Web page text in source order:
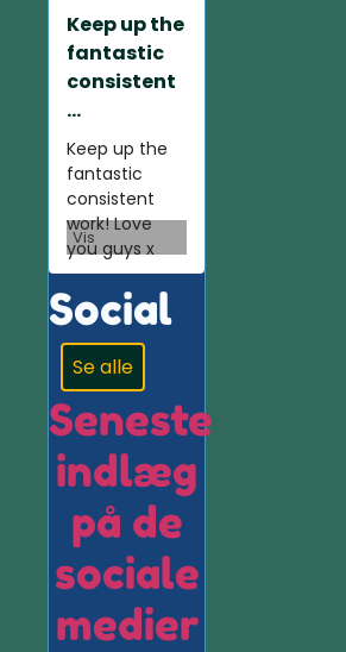
Keep up the
fantastic
consistent
...
Keep up the
fantastic
consistent
work! Love
you guys x
Vis
Social
Se alle
Seneste
indlæg
på de
sociale
medier